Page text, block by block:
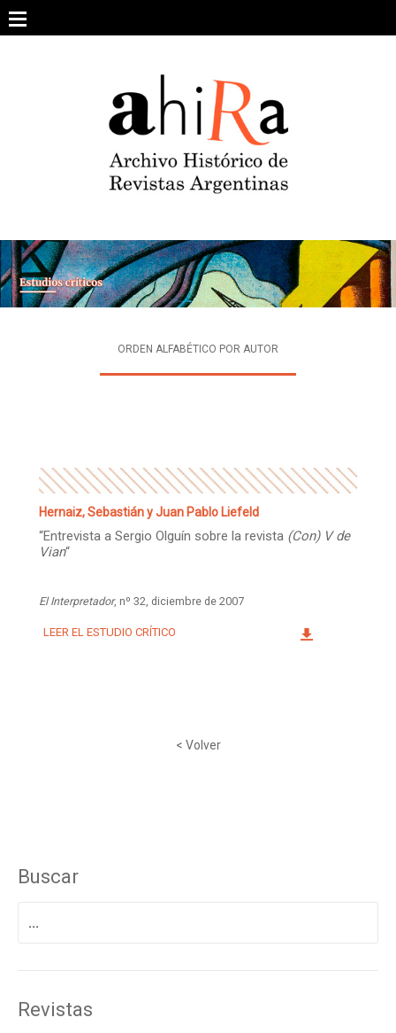
content
ARCHIVO DE REVISTAS
ESTUDIOS CRÍTICOS
INTEGRANTES
ORDEN ALFABÉTICO POR AUTOR
Hernaiz, Sebastián y Juan Pablo Liefeld
“Entrevista a Sergio Olguín sobre la revista (Con) V de
Vian“
El Interpretador, nº 32, diciembre de 2007
LEER EL ESTUDIO CRÍTICO
< Volver
Buscar
Revistas